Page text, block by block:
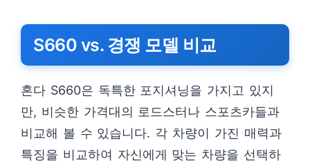
S660 vs. 경쟁 모델 비교
혼다 S660은 독특한 포지셔닝을 가지고 있지
만, 비슷한 가격대의 로드스터나 스포츠카들과
비교해 볼 수 있습니다. 각 차량이 가진 매력과
특징을 비교하여 자신에게 맞는 차량을 선택하